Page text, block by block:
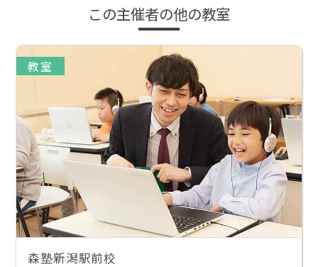
この主催者の他の教室
教室
森塾新潟駅前校